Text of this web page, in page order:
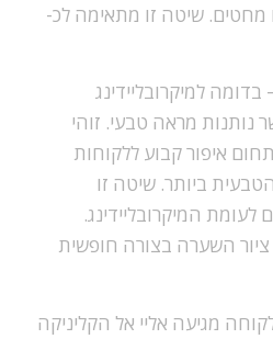
מחטים. שיטה זו מתאימה לכ-
בדומה למיקרובליידינג
נותנות מראה טבעי. זוהי
איפור קבוע ללקוחות
ביותר. שיטה זו
לעומת המיקרובליידינג.
השערה בצורה חופשית
מגיעה אליי אל הקליניקה